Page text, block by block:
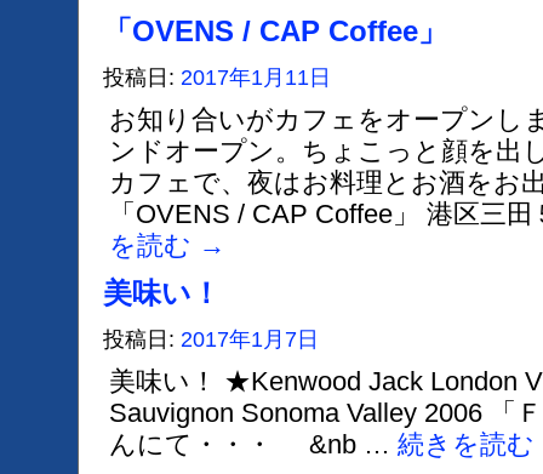
「OVENS / CAP Coffee」
投稿日: 2017年1月11日
お知り合いがカフェをオープンし
ンドオープン。ちょこっと顔を出
カフェで、夜はお料理とお酒をお
「OVENS / CAP Coffee」 港区三
を読む →
美味い！
投稿日: 2017年1月7日
美味い！ ★Kenwood Jack London
Sauvignon Sonoma Valley 2006 「
んにて・・・ &nb … 続きを読む